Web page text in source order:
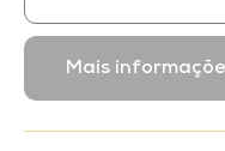
Mais